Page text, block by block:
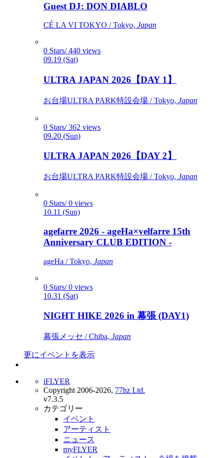
Guest DJ: DON DIABLO
CÉ LA VI TOKYO / Tokyo, Japan
0 Stars/ 440 views
09.19 (Sat)
ULTRA JAPAN 2026【DAY 1】
お台場ULTRA PARK特設会場 / Tokyo, Japan
0 Stars/ 362 views
09.20 (Sun)
ULTRA JAPAN 2026【DAY 2】
お台場ULTRA PARK特設会場 / Tokyo, Japan
0 Stars/ 0 views
10.11 (Sun)
agefarre 2026 - ageHa×velfarre 15th
Anniversary CLUB EDITION -
ageHa / Tokyo, Japan
0 Stars/ 0 views
10.31 (Sat)
NIGHT HIKE 2026 in 幕張 (DAY1)
幕張メッセ / Chiba, Japan
更にイベントを表示
iFLYER
Copyright 2006-2026, 77hz Ltd.
v7.3.5
カテゴリー
イベント
アーティスト
ニュース
myFLYER